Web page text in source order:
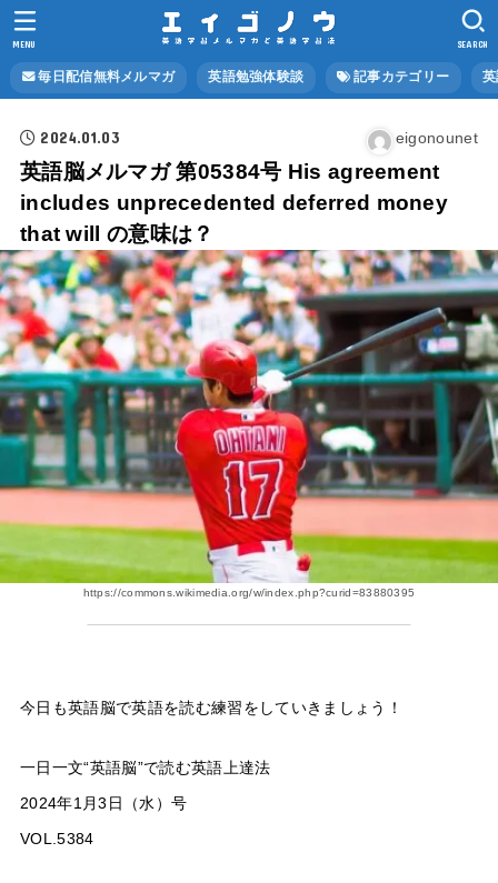
毎日配信無料メルマガ 英語勉強体験談 記事カテゴリー
SEARCH
MENU
2024.01.03 eigonounet
英語脳メルマガ 第05384号 His agreement
includes unprecedented deferred money
that will の意味は？
https://commons.wikimedia.org/w/index.php?curid=83880395
今日も英語脳で英語を読む練習をしていきましょう！
一日一文“英語脳”で読む英語上達法
2024年1月3日（水）号
VOL.5384